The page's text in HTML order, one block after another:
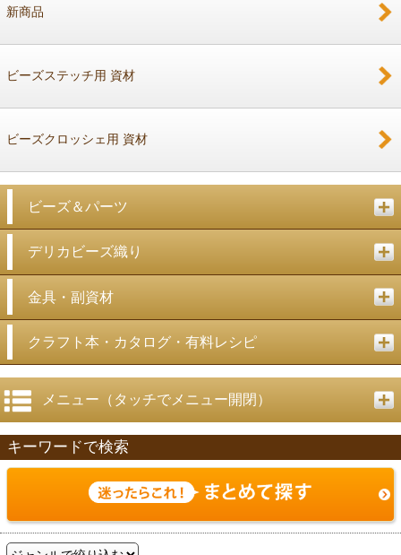
新商品
ビーズステッチ用 資材
ビーズクロッシェ用 資材
ビーズ＆パーツ
デリカビーズ織り
金具・副資材
クラフト本・カタログ・有料レシピ
メニュー（タッチでメニュー開閉）
キーワードで検索